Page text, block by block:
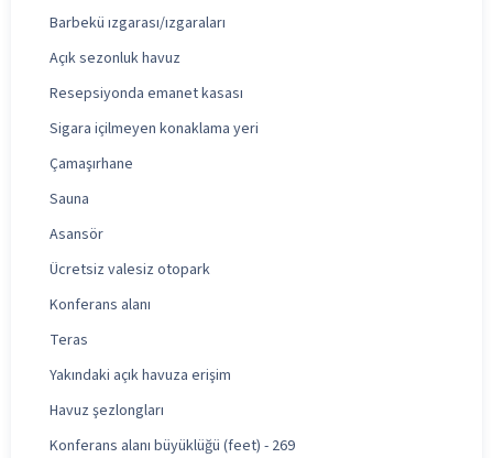
Barbekü ızgarası/ızgaraları
Açık sezonluk havuz
Resepsiyonda emanet kasası
Sigara içilmeyen konaklama yeri
Çamaşırhane
Sauna
Asansör
Ücretsiz valesiz otopark
Konferans alanı
Teras
Yakındaki açık havuza erişim
Havuz şezlongları
Konferans alanı büyüklüğü (feet) - 269